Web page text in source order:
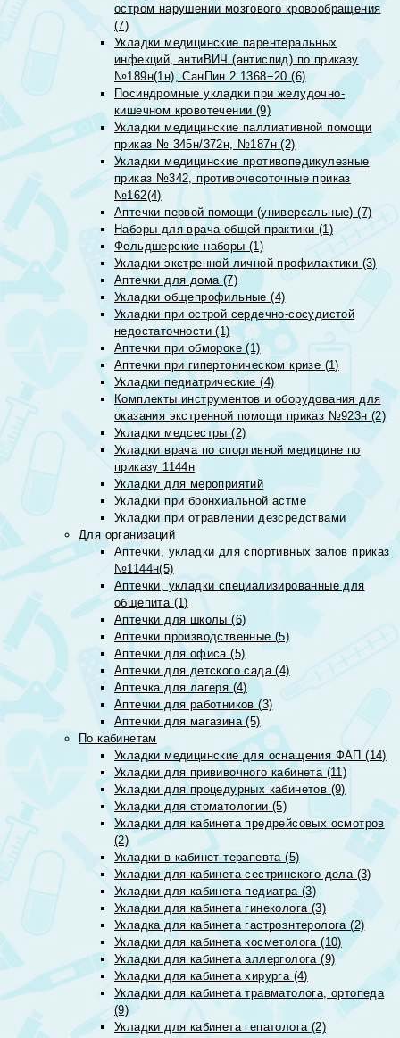
остром нарушении мозгового кровообращения
(7)
Укладки медицинские парентеральных
инфекций, антиВИЧ (антиспид) по приказу
№189н(1н), СанПин 2.1368−20 (6)
Посиндромные укладки при желудочно-
кишечном кровотечении (9)
Укладки медицинские паллиативной помощи
приказ № 345н/372н, №187н (2)
Укладки медицинские противопедикулезные
приказ №342, противочесоточные приказ
№162(4)
Аптечки первой помощи (универсальные) (7)
Наборы для врача общей практики (1)
Фельдшерские наборы (1)
Укладки экстренной личной профилактики (3)
Аптечки для дома (7)
Укладки общепрофильные (4)
Укладки при острой сердечно-сосудистой
недостаточности (1)
Аптечки при обмороке (1)
Аптечки при гипертоническом кризе (1)
Укладки педиатрические (4)
Комплекты инструментов и оборудования для
оказания экстренной помощи приказ №923н (2)
Укладки медсестры (2)
Укладки врача по спортивной медицине по
приказу 1144н
Укладки для мероприятий
Укладки при бронхиальной астме
Укладки при отравлении дезсредствами
Для организаций
Аптечки, укладки для спортивных залов приказ
№1144н(5)
Аптечки, укладки специализированные для
общепита (1)
Аптечки для школы (6)
Аптечки производственные (5)
Аптечки для офиса (5)
Аптечки для детского сада (4)
Аптечка для лагеря (4)
Аптечки для работников (3)
Аптечки для магазина (5)
По кабинетам
Укладки медицинские для оснащения ФАП (14)
Укладки для прививочного кабинета (11)
Укладки для процедурных кабинетов (9)
Укладки для стоматологии (5)
Укладки для кабинета предрейсовых осмотров
(2)
Укладки в кабинет терапевта (5)
Укладки для кабинета сестринского дела (3)
Укладки для кабинета педиатра (3)
Укладки для кабинета гинеколога (3)
Укладка для кабинета гастроэнтеролога (2)
Укладки для кабинета косметолога (10)
Укладки для кабинета аллерголога (9)
Укладки для кабинета хирурга (4)
Укладки для кабинета травматолога, ортопеда
(9)
Укладки для кабинета гепатолога (2)